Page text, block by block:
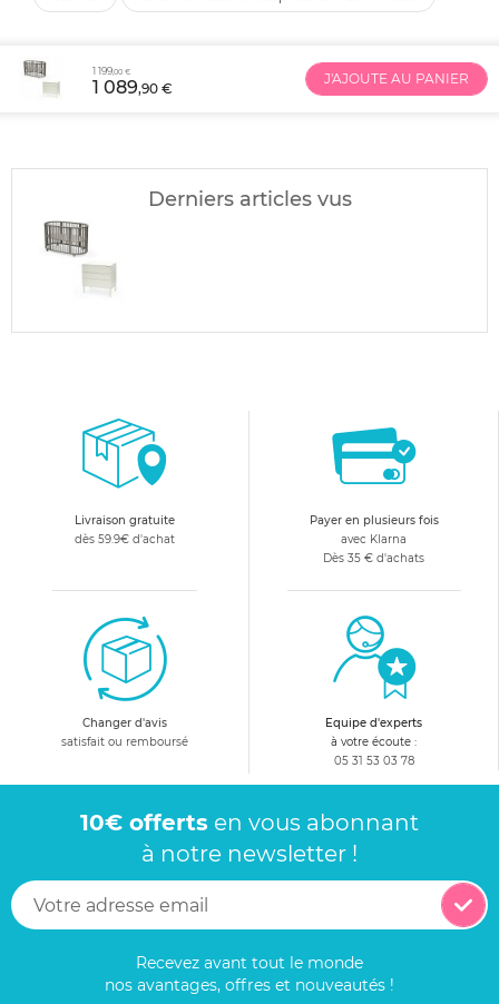
1 199,00 €
1 089,90 €
J'AJOUTE AU PANIER
Derniers articles vus
Livraison gratuite
dès 59.9€ d'achat
Payer en plusieurs fois
avec Klarna
Dès 35 € d'achats
Changer d'avis
satisfait ou remboursé
Equipe d'experts
à votre écoute :
05 31 53 03 78
10€ offerts en vous abonnant
à notre newsletter !
Recevez avant tout le monde
nos avantages, offres et nouveautés !